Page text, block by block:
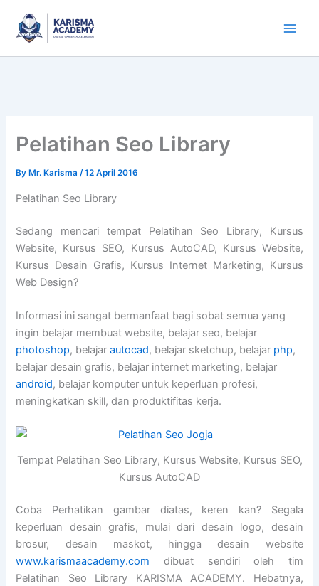
content
Pelatihan Seo Library
By Mr. Karisma/12 April 2016
Pelatihan Seo Library
Sedang mencari tempat Pelatihan Seo Library, Kursus
Website, Kursus SEO, Kursus AutoCAD, Kursus Website,
Kursus Desain Grafis, Kursus Internet Marketing, Kursus
Web Design?
Informasi ini sangat bermanfaat bagi sobat semua yang
ingin belajar membuat website, belajar seo, belajar
photoshop, belajarautocad, belajar sketchup, belajar php,
belajar desain grafis, belajar internet marketing, belajar
android, belajar komputer untuk keperluan profesi,
meningkatkan skill, dan produktifitas kerja.
Tempat Pelatihan Seo Library, Kursus Website, Kursus SEO,
Kursus AutoCAD
Coba Perhatikan gambar diatas, keren kan? Segala
keperluan desain grafis, mulai dari desain logo, desain
brosur, desain maskot, hingga desain website
www.karismaacademy.com dibuat sendiri oleh tim
Pelatihan Seo Library KARISMA ACADEMY. Hebatnya,